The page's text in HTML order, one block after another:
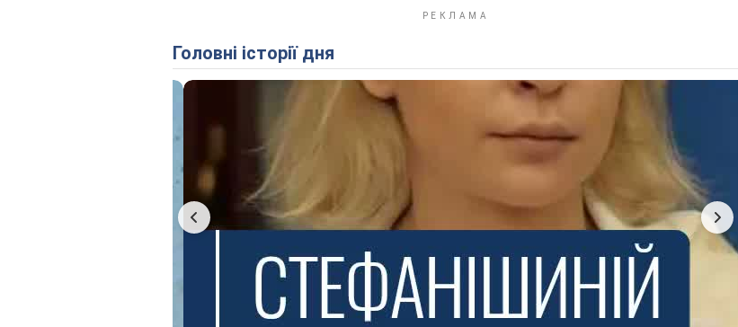
Головні історії дня